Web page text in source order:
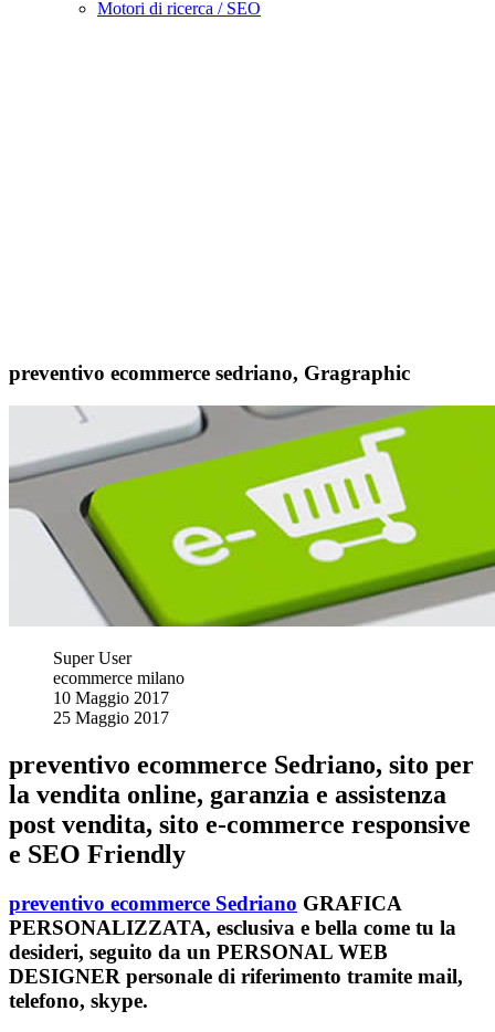
Motori di ricerca / SEO
preventivo ecommerce sedriano, Gragraphic
Super User
ecommerce milano
10 Maggio 2017
25 Maggio 2017
preventivo ecommerce Sedriano, sito per
la vendita online, garanzia e assistenza
post vendita, sito e-commerce responsive
e SEO Friendly
preventivo ecommerce Sedriano GRAFICA
PERSONALIZZATA, esclusiva e bella come tu la
desideri, seguito da un PERSONAL WEB
DESIGNER personale di riferimento tramite mail,
telefono, skype.